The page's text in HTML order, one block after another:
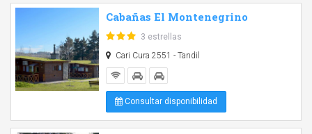
Cabañas El Montenegrino
3 estrellas
Cari Cura 2551 - Tandil
Consultar disponibilidad